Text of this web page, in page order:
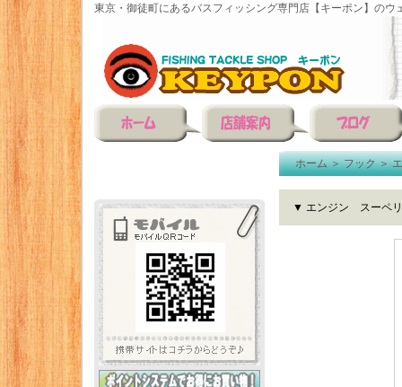
東京・御徒町にあるバスフィッシング専門店【キーポン】のウ
ホーム＞フック＞
▼ エンジン スーペリ